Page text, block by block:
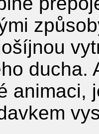
ducha.
animaci,